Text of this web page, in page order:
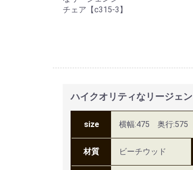
ハイクオリティなリージェ
size 横幅:475 奥行:575
材質 ビーチウッド